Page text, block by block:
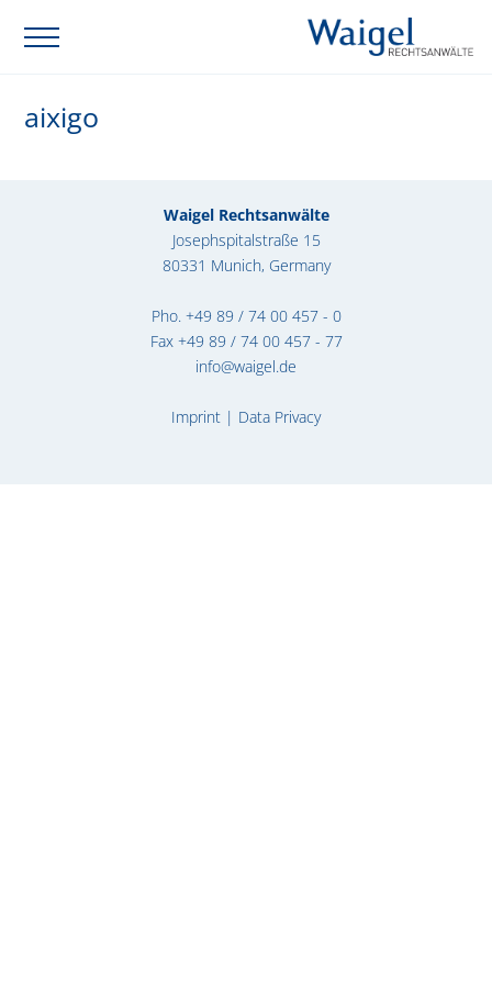
aixigo
Waigel Rechtsanwälte
Josephspitalstraße 15
80331 Munich, Germany
Pho. +49 89 / 74 00 457 - 0
Fax +49 89 / 74 00 457 - 77
info@waigel.de
Imprint | Data Privacy